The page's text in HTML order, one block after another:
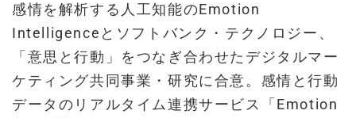
感情を解析する人工知能のEmotion
Intelligenceとソフトバンク・テクノロジー、
「意思と行動」をつなぎ合わせたデジタルマー
ケティング共同事業・研究に合意。感情と行動
データのリアルタイム連携サービス「Emotion